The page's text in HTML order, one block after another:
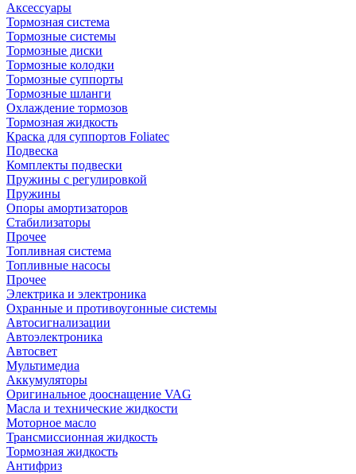
Аксессуары
Тормозная система
Тормозные системы
Тормозные диски
Тормозные колодки
Тормозные суппорты
Тормозные шланги
Охлаждение тормозов
Тормозная жидкость
Краска для суппортов Foliatec
Подвеска
Комплекты подвески
Пружины с регулировкой
Пружины
Опоры амортизаторов
Стабилизаторы
Прочее
Топливная система
Топливные насосы
Прочее
Электрика и электроника
Охранные и противоугонные системы
Автосигнализации
Автоэлектроника
Автосвет
Мультимедиа
Аккумуляторы
Оригинальное дооснащение VAG
Масла и технические жидкости
Моторное масло
Трансмиссионная жидкость
Тормозная жидкость
Антифриз